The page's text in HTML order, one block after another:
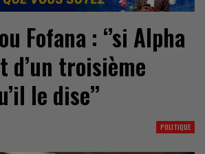
Fofana : ‘’si Alpha
d’un troisième
le dise’’
POLITIQUE